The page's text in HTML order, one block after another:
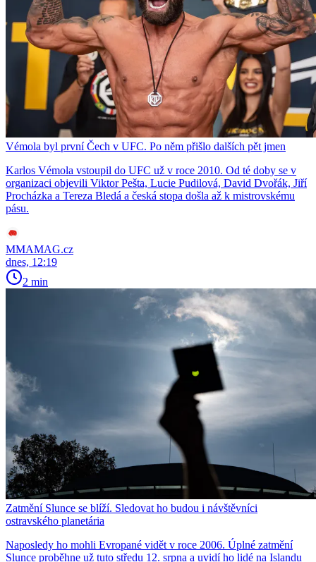
Vémola byl první Čech v UFC. Po něm přišlo dalších pět jmen
Karlos Vémola vstoupil do UFC už v roce 2010. Od té doby se v
organizaci objevili Viktor Pešta, Lucie Pudilová, David Dvořák, Jiří
Procházka a Tereza Bledá a česká stopa došla až k mistrovskému
pásu.
MMAMAG.cz
dnes, 12:19
2 min
Zatmění Slunce se blíží. Sledovat ho budou i návštěvníci
ostravského planetária
Naposledy ho mohli Evropané vidět v roce 2006. Úplné zatmění
Slunce proběhne už tuto středu 12. srpna a uvidí ho lidé na Islandu